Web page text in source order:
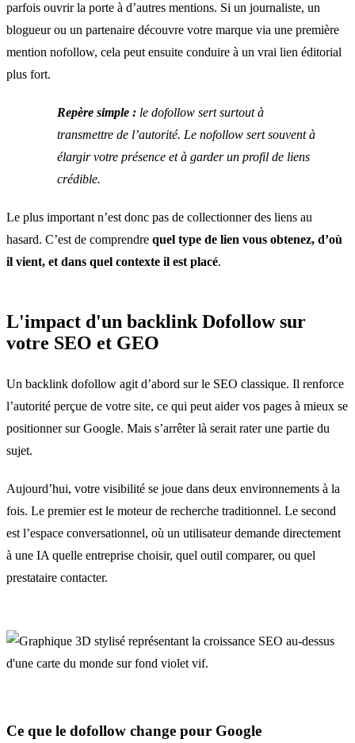
parfois ouvrir la porte à d’autres mentions. Si un journaliste, un
blogueur ou un partenaire découvre votre marque via une première
mention nofollow, cela peut ensuite conduire à un vrai lien éditorial
plus fort.
Repère simple : le dofollow sert surtout à
transmettre de l’autorité. Le nofollow sert souvent à
élargir votre présence et à garder un profil de liens
crédible.
Le plus important n’est donc pas de collectionner des liens au
hasard. C’est de comprendre quel type de lien vous obtenez, d’où
il vient, et dans quel contexte il est placé.
L'impact d'un backlink Dofollow sur
votre SEO et GEO
Un backlink dofollow agit d’abord sur le SEO classique. Il renforce
l’autorité perçue de votre site, ce qui peut aider vos pages à mieux se
positionner sur Google. Mais s’arrêter là serait rater une partie du
sujet.
Aujourd’hui, votre visibilité se joue dans deux environnements à la
fois. Le premier est le moteur de recherche traditionnel. Le second
est l’espace conversationnel, où un utilisateur demande directement
à une IA quelle entreprise choisir, quel outil comparer, ou quel
prestataire contacter.
Ce que le dofollow change pour Google